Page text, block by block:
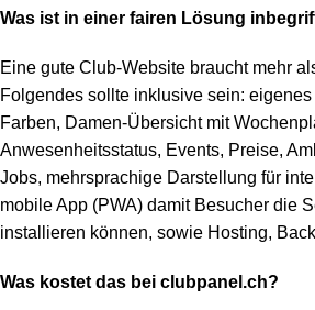
Was ist in einer fairen Lösung
Eine gute Club-Website braucht mehr
Folgendes sollte inklusive sein:
Farben, Damen-Übersicht mit
Anwesenheitsstatus, Events, Preise,
Jobs, mehrsprachige Darstellung für
mobile App (PWA) damit Besucher die
installieren können, sowie Hosting,
Was kostet das bei clubpanel.ch?